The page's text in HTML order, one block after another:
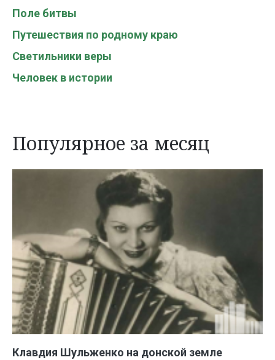
Поле битвы
Путешествия по родному краю
Светильники веры
Человек в истории
Популярное за месяц
Клавдия Шульженко на донской земле